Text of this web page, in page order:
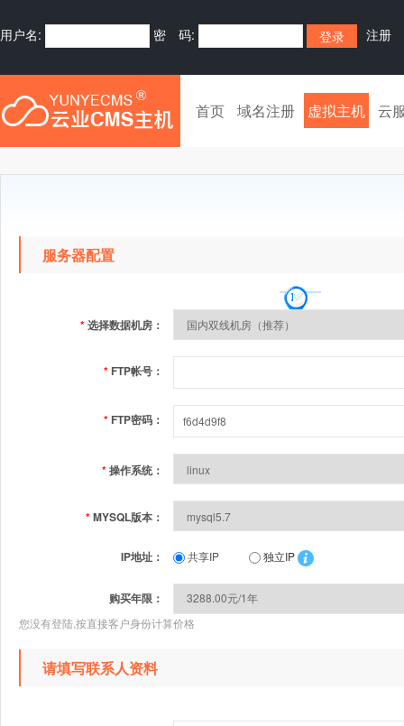
用户名: 密 码: 注册
首页 域名注册 虚拟主机 云
服务器配置
*选择数据机房：
* FTP帐号：
* FTP密码：
*操作系统：
*MYSQL版本：
IP地址： 共享IP 独立IP
购买年限：
您没有登陆,按直接客户身份计算价格
请填写联系人资料